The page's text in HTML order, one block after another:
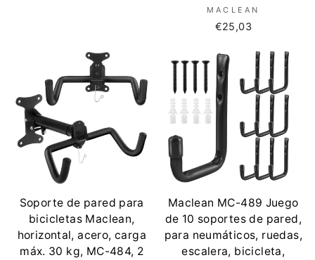
MACLEAN
€25,03
Soporte de pared para
bicicletas Maclean,
horizontal, acero, carga
máx. 30 kg, MC-484, 2
Maclean MC-489 Juego
de 10 soportes de pared,
para neumáticos, ruedas,
escalera, bicicleta,